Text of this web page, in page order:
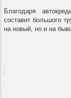
Благодаря
составит большого
на новый, но и на